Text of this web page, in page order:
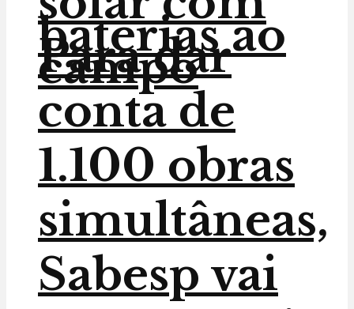
baterias ao
campo
Para dar
conta de
1.100 obras
simultâneas,
Sabesp vai